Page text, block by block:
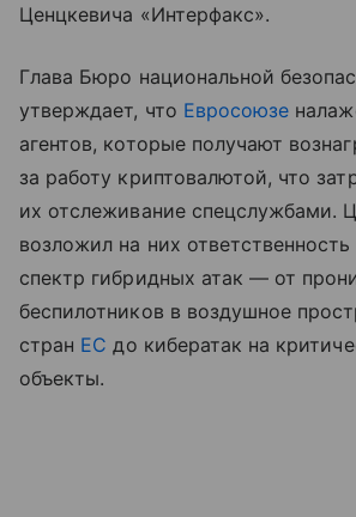
Ценцкевича «Интерфакс».
Глава Бюро национальной
утверждает, что Евросоюзе
агентов, которые получают
за работу криптовалютой, что
их отслеживание спецслужбами.
возложил на них
спектр гибридных атак — от
беспилотников в воздушное
стран ЕС до кибератак на
объекты.